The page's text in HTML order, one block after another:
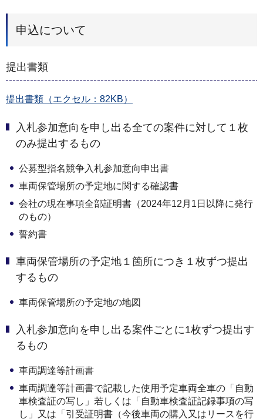
申込について
提出書類
提出書類（エクセル：82KB）
入札参加意向を申し出る全ての案件に対して１枚
のみ提出するもの
公募型指名競争入札参加意向申出書
車両保管場所の予定地に関する確認書
会社の現在事項全部証明書（2024年12月1日以降に発行
のもの）
誓約書
車両保管場所の予定地１箇所につき１枚ずつ提出
するもの
車両保管場所の予定地の地図
入札参加意向を申し出る案件ごとに1枚ずつ提出す
るもの
車両調達等計画書
車両調達等計画書で記載した使用予定車両全車の「自動
車検査証の写し」若しくは「自動車検査証記録事項の写
し」又は「引受証明書（今後車両の購入又はリースを行